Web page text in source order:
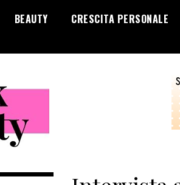
BEAUTY CRESCITA PERSONALE